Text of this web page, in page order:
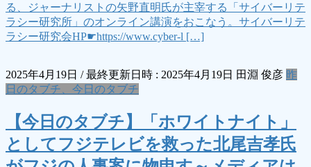
る、ジャーナリストの矢野直明氏が主宰する「サイバーリテ
ラシー研究所」のオンライン講演をおこなう。サイバーリテ
ラシー研究会HP☛https://www.cyber-l […]
2025年4月19日 / 最終更新日時 : 2025年4月19日 田淵 俊彦 昨
日のタブチ、今日のタブチ
【今日のタブチ】「ホワイトナイト」
としてフジテレビを救った北尾吉孝氏